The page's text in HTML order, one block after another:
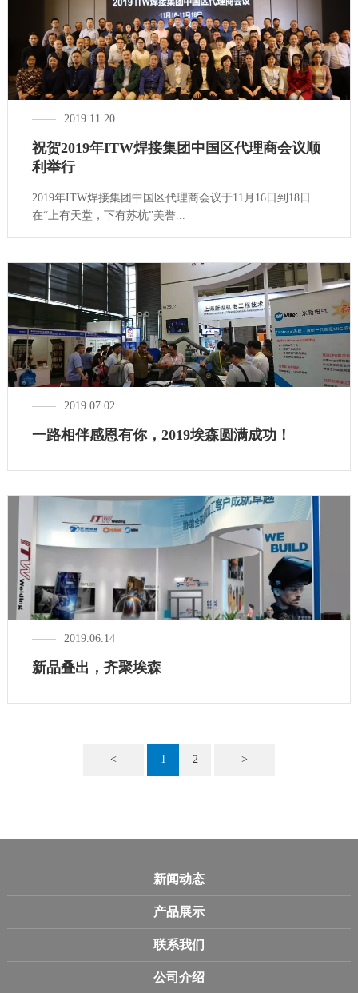
2019.11.20
祝贺2019年ITW焊接集团中国区代理商会议顺
利举行
2019年ITW焊接集团中国区代理商会议于11月16日到18日
在“上有天堂，下有苏杭”美誉...
2019.07.02
一路相伴感恩有你，2019埃森圆满成功！
2019.06.14
新品叠出，齐聚埃森
< 1 2 >
新闻动态
产品展示
联系我们
公司介绍